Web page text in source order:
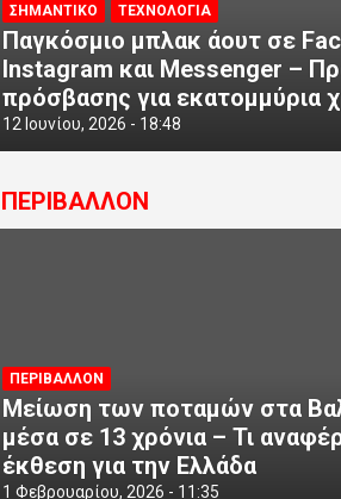
ΣΗΜΑΝΤΙΚΟ ΤΕΧΝΟΛΟΓΙΑ
Παγκόσμιο μπλακ άουτ σε
Instagram και Messenger –
πρόσβασης για εκατομμύρια
12 Ιουνίου, 2026 - 18:48
ΠΕΡΙΒΑΛΛΟΝ
ΠΕΡΙΒΑΛΛΟΝ
Μείωση των ποταμών στα
μέσα σε 13 χρόνια – Τι
έκθεση για την Ελλάδα
1 Φεβρουαρίου, 2026 - 11:35